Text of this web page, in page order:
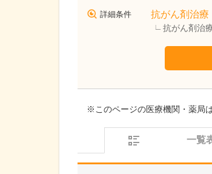
詳細条件 抗がん剤治療
抗がん剤治
※このページの医療機関・薬局
一覧